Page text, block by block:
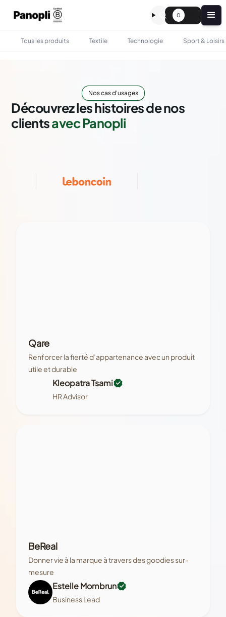
0
Tous les produits Textile Technologie Sport & Loisirs
Nos cas d'usages
Découvrez les histoires de nos
clientsavec Panopli
Qare
Renforcer la fierté d’appartenance avec un produit
utile et durable
Kleopatra Tsami
HR Advisor
BeReal
Donner vie à la marque à travers des goodies sur-
mesure
Estelle Mombrun
Business Lead